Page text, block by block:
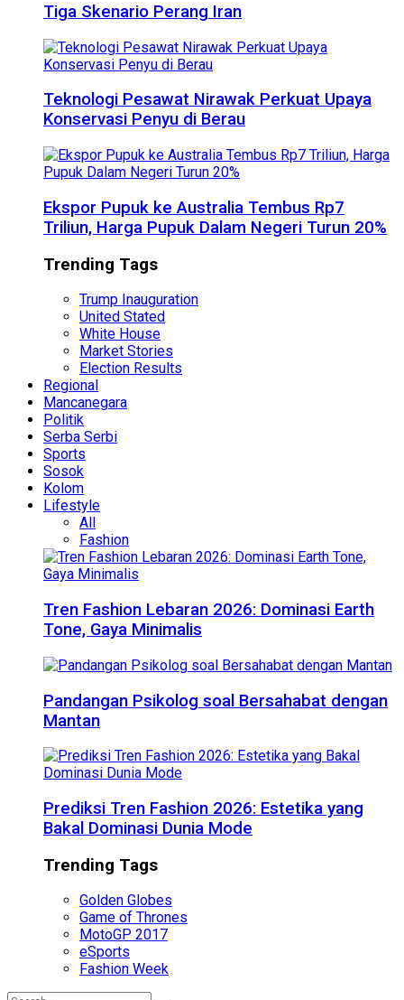
Tiga Skenario Perang Iran
Teknologi Pesawat Nirawak Perkuat Upaya
Konservasi Penyu di Berau
Ekspor Pupuk ke Australia Tembus Rp7
Triliun, Harga Pupuk Dalam Negeri Turun 20%
Trending Tags
Trump Inauguration
United Stated
White House
Market Stories
Election Results
Regional
Mancanegara
Politik
Serba Serbi
Sports
Sosok
Kolom
Lifestyle
All
Fashion
Tren Fashion Lebaran 2026: Dominasi Earth
Tone, Gaya Minimalis
Pandangan Psikolog soal Bersahabat dengan
Mantan
Prediksi Tren Fashion 2026: Estetika yang
Bakal Dominasi Dunia Mode
Trending Tags
Golden Globes
Game of Thrones
MotoGP 2017
eSports
Fashion Week